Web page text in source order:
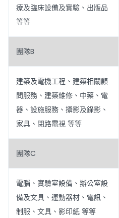
療及臨床設備及實驗、出版品
等等
團隊B
建築及電機工程、建築相關顧
問服務、建築維修、中藥、電
器、設施服務、攝影及錄影、
家具、閉路電視 等等
團隊C
電腦、實驗室設備、辦公室設
備及文具、運動器材、電訊、
制服、文具、影印紙 等等